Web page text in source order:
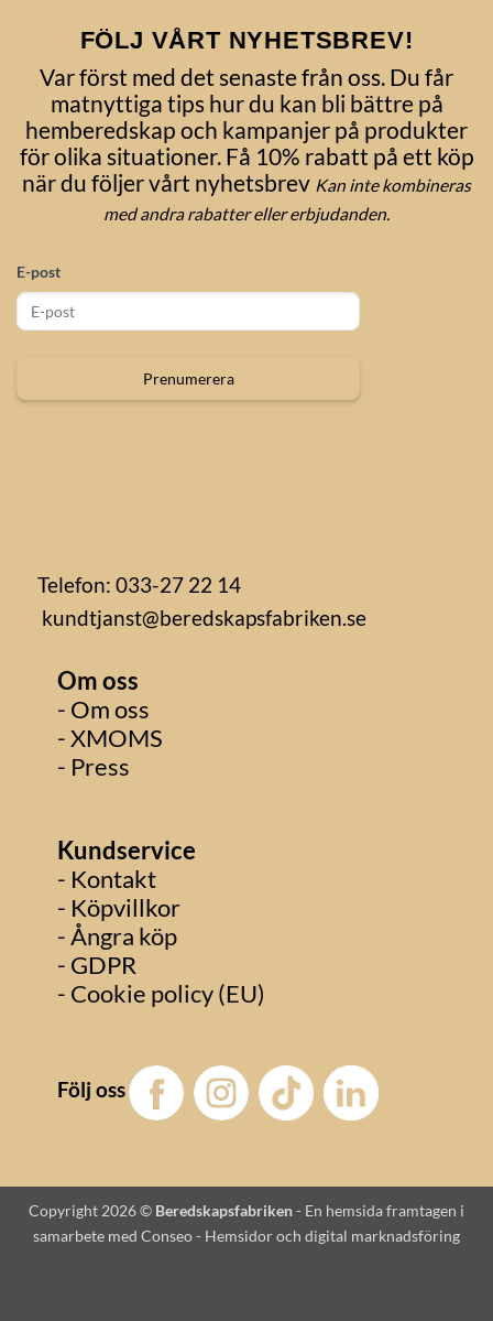
FÖLJ VÅRT NYHETSBREV!
Var först med det senaste från oss. Du får
matnyttiga tips hur du kan bli bättre på
hemberedskap och kampanjer på produkter
för olika situationer. Få 10% rabatt på ett köp
när du följer vårt nyhetsbrev Kan inte kombineras
med andra rabatter eller erbjudanden.
E-post
Prenumerera
Telefon: 033-27 22 14
kundtjanst@beredskapsfabriken.se
Om oss
- Om oss
- XMOMS
- Press
Kundservice
- Kontakt
- Köpvillkor
- Ångra köp
- GDPR
- Cookie policy (EU)
Följ oss
Copyright 2026 © Beredskapsfabriken- En hemsida framtagen i
samarbete med Conseo - Hemsidor och digital marknadsföring